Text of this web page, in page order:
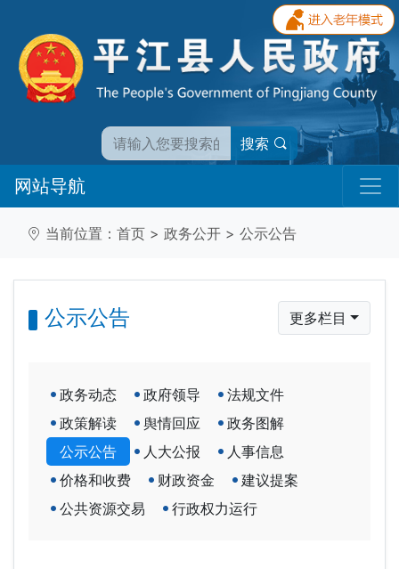
搜索
网站导航
当前位置： 首页 > 政务公开 > 公示公告
公示公告 更多栏目
政务动态 政府领导
法规文件
政策解读
舆情回应
政务图解
公示公告
人大公报
人事信息
价格和收费
财政资金
建议提案
公共资源交易
行政权力运行